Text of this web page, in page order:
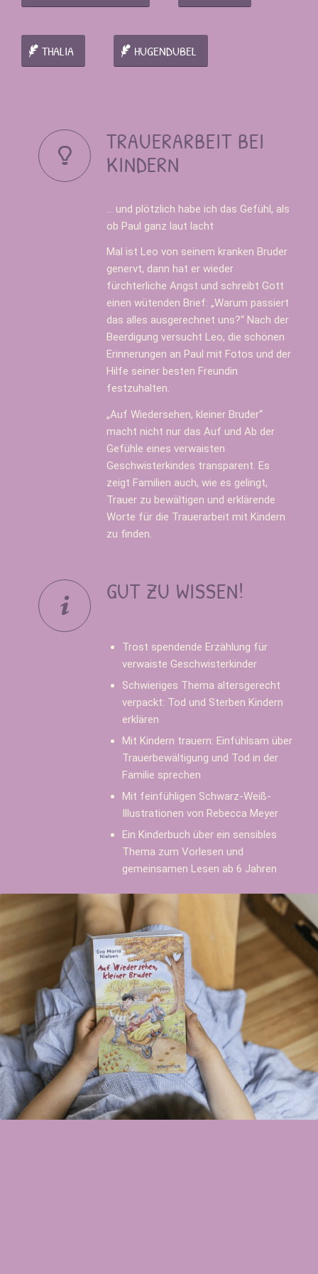
THALIA HUGENDUBEL
TRAUERARBEIT BEI
KINDERN
… und plötzlich habe ich das Gefühl, als
ob Paul ganz laut lacht
Mal ist Leo von seinem kranken Bruder
genervt, dann hat er wieder
fürchterliche Angst und schreibt Gott
einen wütenden Brief: „Warum passiert
das alles ausgerechnet uns?“ Nach der
Beerdigung versucht Leo, die schönen
Erinnerungen an Paul mit Fotos und der
Hilfe seiner besten Freundin
festzuhalten.
„Auf Wiedersehen, kleiner Bruder“
macht nicht nur das Auf und Ab der
Gefühle eines verwaisten
Geschwisterkindes transparent. Es
zeigt Familien auch, wie es gelingt,
Trauer zu bewältigen und erklärende
Worte für die Trauerarbeit mit Kindern
zu finden.
GUT ZU WISSEN!
Trost spendende Erzählung für
verwaiste Geschwisterkinder
Schwieriges Thema altersgerecht
verpackt: Tod und Sterben Kindern
erklären
Mit Kindern trauern: Einfühlsam über
Trauerbewältigung und Tod in der
Familie sprechen
Mit feinfühligen Schwarz-Weiß-
Illustrationen von Rebecca Meyer
Ein Kinderbuch über ein sensibles
Thema zum Vorlesen und
gemeinsamen Lesen ab 6 Jahren